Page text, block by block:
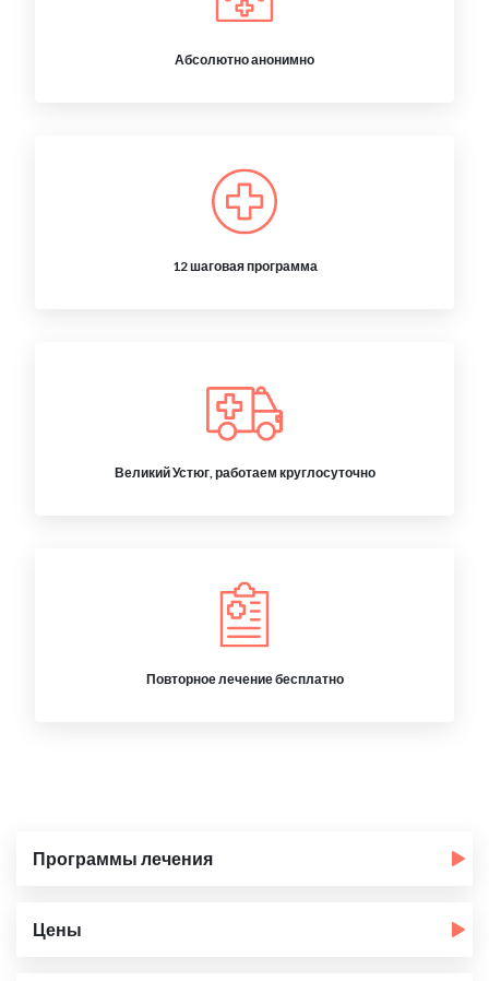
Абсолютно анонимно
12 шаговая программа
Великий Устюг, работаем круглосуточно
Повторное лечение бесплатно
Программы лечения
Цены